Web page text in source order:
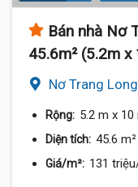
Bán nhà Nơ
45.6m² (5.2m
Nơ Trang
Rộng: 5.2 m x 10
Diện tích: 45.6 m²
Giá/m²: 131